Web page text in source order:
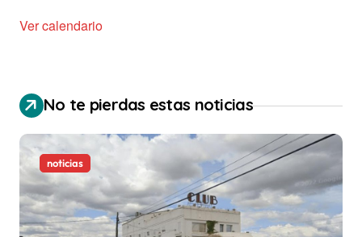
Ver calendario
No te pierdas estas noticias
noticias